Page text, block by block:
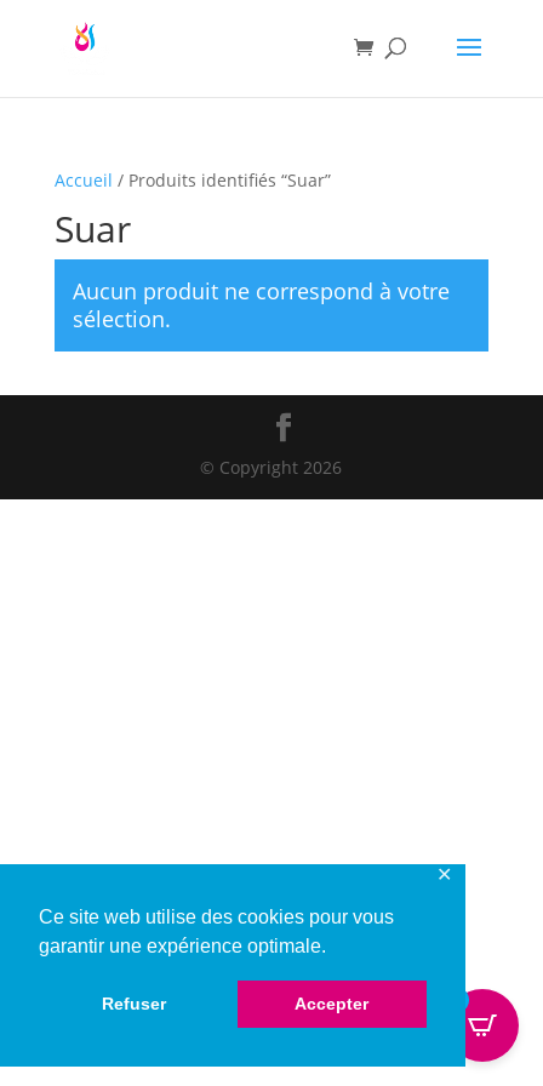
Ce site web utilise des cookies pour vous
garantir une expérience optimale.
Refuser Accepter
✕
Accueil / Produits identifiés “Suar”
Suar
Aucun produit ne correspond à votre
sélection.
© Copyright 2026